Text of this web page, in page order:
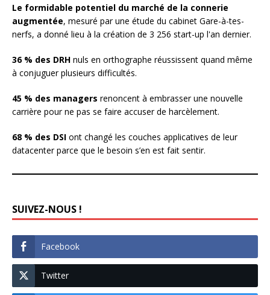
Le formidable potentiel du marché de la connerie
augmentée, mesuré par une étude du cabinet Gare-à-tes-
nerfs, a donné lieu à la création de 3 256 start-up l'an dernier.
36 % des DRH nuls en orthographe réussissent quand même
à conjuguer plusieurs difficultés.
45 % des managers renoncent à embrasser une nouvelle
carrière pour ne pas se faire accuser de harcèlement.
68 % des DSI ont changé les couches applicatives de leur
datacenter parce que le besoin s’en est fait sentir.
SUIVEZ-NOUS !
Facebook
Twitter